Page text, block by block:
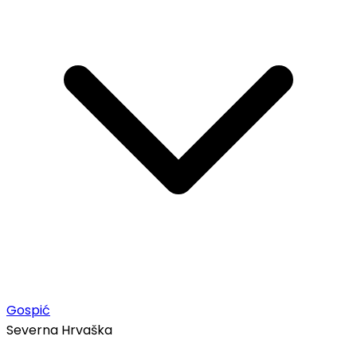
Gospić
Severna Hrvaška